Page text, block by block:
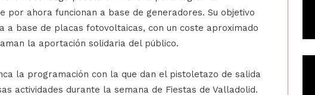
por ahora funcionan a base de generadores. Su objetivo
a base de placas fotovoltaicas, con un coste aproximado
la aportación solidaria del público.
la programación con la que dan el pistoletazo de salida
actividades durante la semana de Fiestas de Valladolid.